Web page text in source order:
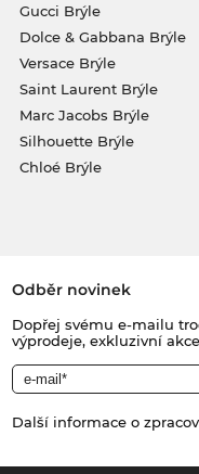
Gucci Brýle
Dolce & Gabbana Brýle
Versace Brýle
Saint Laurent Brýle
Marc Jacobs Brýle
Silhouette Brýle
Chloé Brýle
Odběr novinek
Dopřej svému e-mailu
výprodeje, exkluzivní
Další informace o